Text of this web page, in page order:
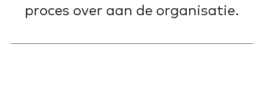
proces over aan de organisatie.